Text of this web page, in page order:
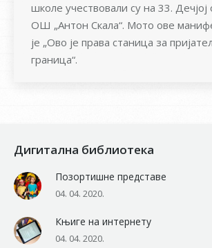
школе учествовали су на 33. Дечјој
ОШ „Антон Скала“. Мото ове
је „Ово је права станица за
граница“.
Дигитална библиотека
Позортишне представе
04. 04. 2020.
Књиге на интернету
04. 04. 2020.